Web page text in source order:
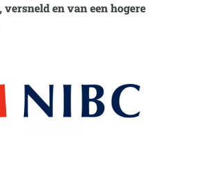
versneld en van een hogere